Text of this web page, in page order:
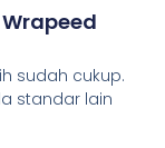
sudah cukup.
standar lain